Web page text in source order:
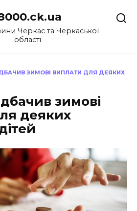
Черкас та Черкаської
області
ЗИМОВІ ВИПЛАТИ ДЛЯ ДЕЯКИХ
зимові
деяких